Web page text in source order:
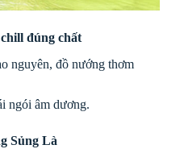
đúng chất
nguyên, đồ nướng thơm
ngói âm dương.
Sủng Là